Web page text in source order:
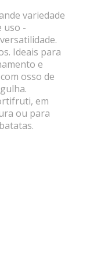
variedade
uso -
Ideais para
e
osso de
em
ou para